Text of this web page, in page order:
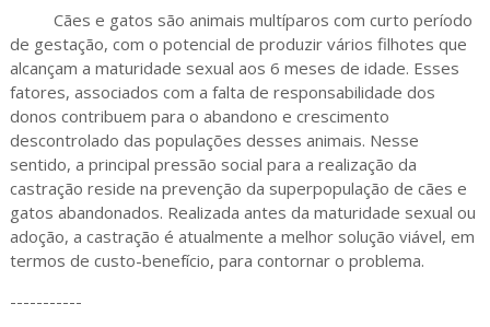
Cães e gatos são animais multíparos com curto período
de gestação, com o potencial de produzir vários filhotes que
alcançam a maturidade sexual aos 6 meses de idade. Esses
fatores, associados com a falta de responsabilidade dos
donos contribuem para o abandono e crescimento
descontrolado das populações desses animais. Nesse
sentido, a principal pressão social para a realização da
castração reside na prevenção da superpopulação de cães e
gatos abandonados. Realizada antes da maturidade sexual ou
adoção, a castração é atualmente a melhor solução viável, em
termos de custo-benefício, para contornar o problema.
-----------